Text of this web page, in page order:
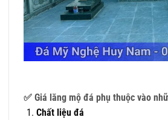
✅ Giá lăng mộ đá phụ thuộc vào
Chất liệu đá